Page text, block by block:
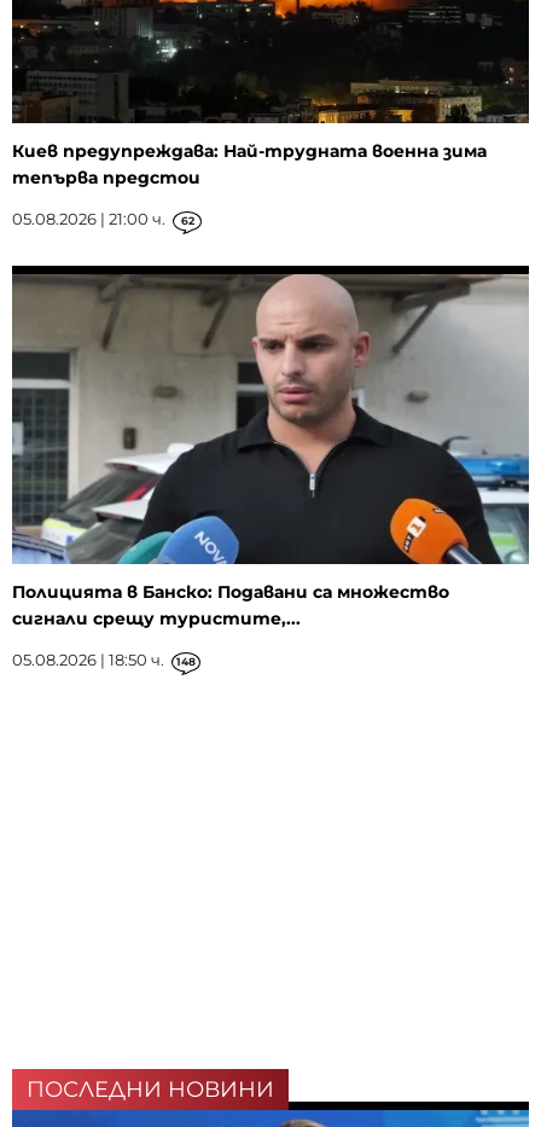
Киев предупреждава: Най-трудната военна зима
тепърва предстои
05.08.2026 | 21:00 ч. 62
Полицията в Банско: Подавани са множество
сигнали срещу туристите,...
05.08.2026 | 18:50 ч. 148
ПОСЛЕДНИ НОВИНИ